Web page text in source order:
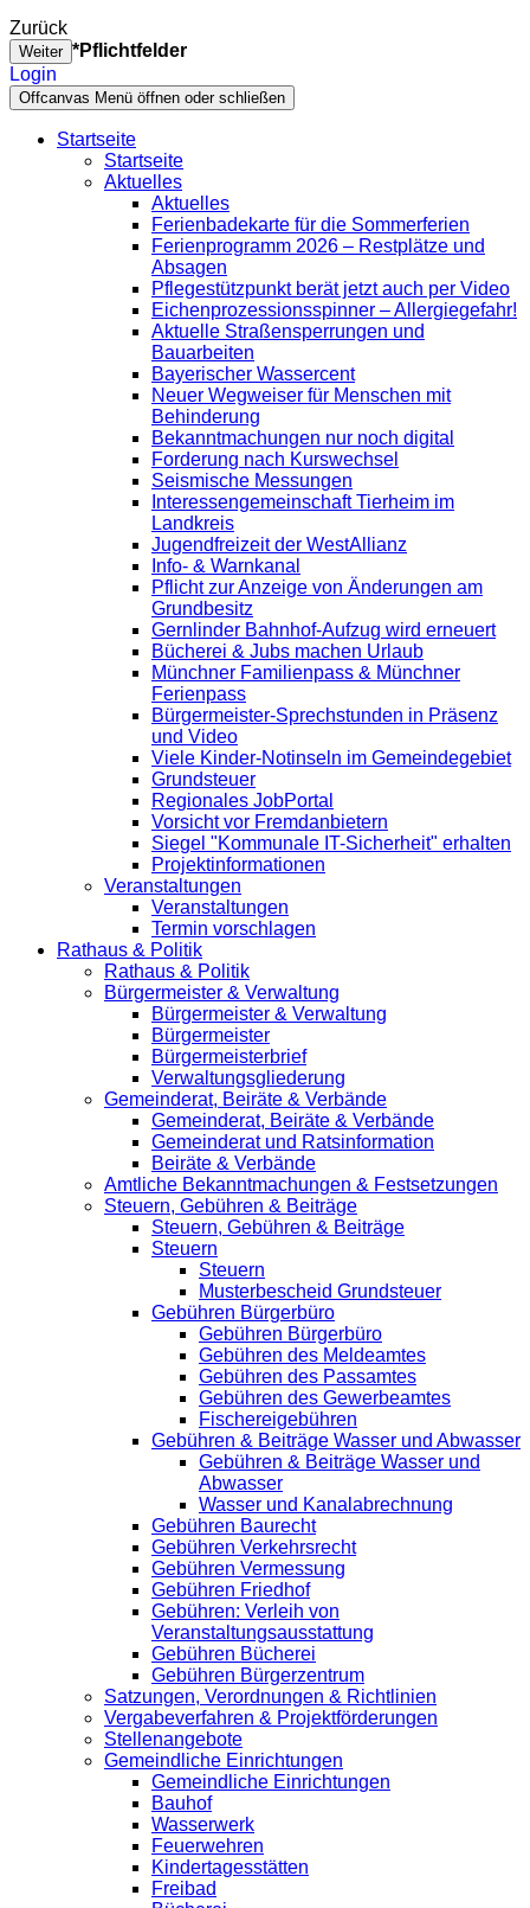
Zurück
Weiter *Pflichtfelder
Login
Offcanvas Menü öffnen oder schließen
Startseite
Startseite
Aktuelles
Aktuelles
Ferienbadekarte für die Sommerferien
Ferienprogramm 2026 – Restplätze und
Absagen
Pflegestützpunkt berät jetzt auch per Video
Eichenprozessionsspinner – Allergiegefahr!
Aktuelle Straßensperrungen und
Bauarbeiten
Bayerischer Wassercent
Neuer Wegweiser für Menschen mit
Behinderung
Bekanntmachungen nur noch digital
Forderung nach Kurswechsel
Seismische Messungen
Interessengemeinschaft Tierheim im
Landkreis
Jugendfreizeit der WestAllianz
Info- & Warnkanal
Pflicht zur Anzeige von Änderungen am
Grundbesitz
Gernlinder Bahnhof-Aufzug wird erneuert
Bücherei & Jubs machen Urlaub
Münchner Familienpass & Münchner
Ferienpass
Bürgermeister-Sprechstunden in Präsenz
und Video
Viele Kinder-Notinseln im Gemeindegebiet
Grundsteuer
Regionales JobPortal
Vorsicht vor Fremdanbietern
Siegel "Kommunale IT-Sicherheit" erhalten
Projektinformationen
Veranstaltungen
Veranstaltungen
Termin vorschlagen
Rathaus & Politik
Rathaus & Politik
Bürgermeister & Verwaltung
Bürgermeister & Verwaltung
Bürgermeister
Bürgermeisterbrief
Verwaltungsgliederung
Gemeinderat, Beiräte & Verbände
Gemeinderat, Beiräte & Verbände
Gemeinderat und Ratsinformation
Beiräte & Verbände
Amtliche Bekanntmachungen & Festsetzungen
Steuern, Gebühren & Beiträge
Steuern, Gebühren & Beiträge
Steuern
Steuern
Musterbescheid Grundsteuer
Gebühren Bürgerbüro
Gebühren Bürgerbüro
Gebühren des Meldeamtes
Gebühren des Passamtes
Gebühren des Gewerbeamtes
Fischereigebühren
Gebühren & Beiträge Wasser und Abwasser
Gebühren & Beiträge Wasser und
Abwasser
Wasser und Kanalabrechnung
Gebühren Baurecht
Gebühren Verkehrsrecht
Gebühren Vermessung
Gebühren Friedhof
Gebühren: Verleih von
Veranstaltungsausstattung
Gebühren Bücherei
Gebühren Bürgerzentrum
Satzungen, Verordnungen & Richtlinien
Vergabeverfahren & Projektförderungen
Stellenangebote
Gemeindliche Einrichtungen
Gemeindliche Einrichtungen
Bauhof
Wasserwerk
Feuerwehren
Kindertagesstätten
Freibad